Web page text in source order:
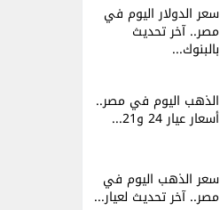
سعر الدولار اليوم في
مصر.. آخر تحديث
بالبنوك...
الذهب اليوم في مصر..
أسعار عيار 24 و21...
سعر الذهب اليوم في
مصر.. آخر تحديث لعيار...